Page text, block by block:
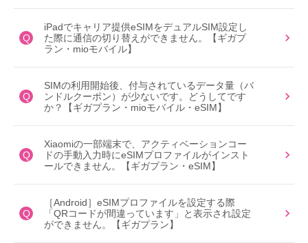
Q
iPadでキャリア提供eSIMをデュアルSIM設定し
た際に通信の切り替えができません。【ギガプ
ラン・mioモバイル】
Q
SIMの利用開始後、付与されているデータ量（バ
ンドルクーポン）が少ないです。どうしてです
か？【ギガプラン・mioモバイル・eSIM】
Q
Xiaomiの一部端末で、アクティベーションコー
ドの手動入力時にeSIMプロファイルがインスト
ールできません。【ギガプラン・eSIM】
Q
［Android］eSIMプロファイルを設定する際
「QRコードが間違っています」と表示され設定
ができません。【ギガプラン】